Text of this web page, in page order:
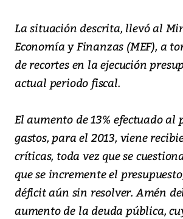
La situación descrita, llevó al
Economía y Finanzas (MEF), a
de recortes en la ejecución
actual periodo fiscal.
El aumento de 13% efectuado al
gastos, para el 2013, viene
críticas, toda vez que se
que se incremente el
déficit aún sin resolver. Amén
aumento de la deuda pública,